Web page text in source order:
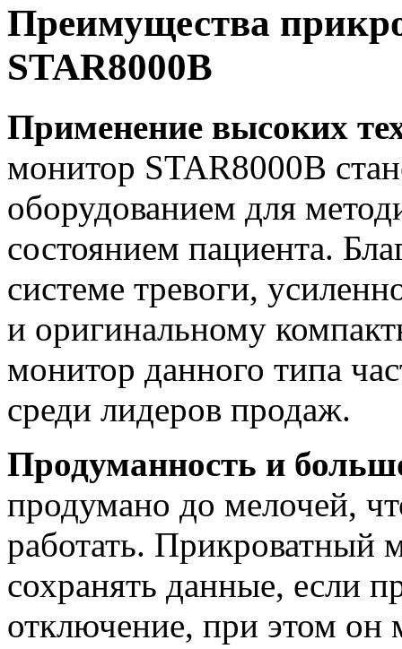
Преимущества
STAR8000B
Применение высоких
монитор STAR8000B
оборудованием для
состоянием пациента.
системе тревоги,
и оригинальному
монитор данного типа
среди лидеров продаж.
Продуманность и
продумано до мелочей,
работать. Прикроватный
сохранять данные, если
отключение, при этом он